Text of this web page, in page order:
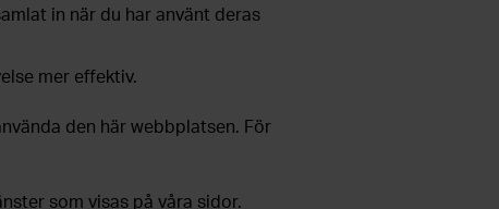
in när du har använt deras
mer effektiv.
den här webbplatsen. För
som visas på våra sidor.